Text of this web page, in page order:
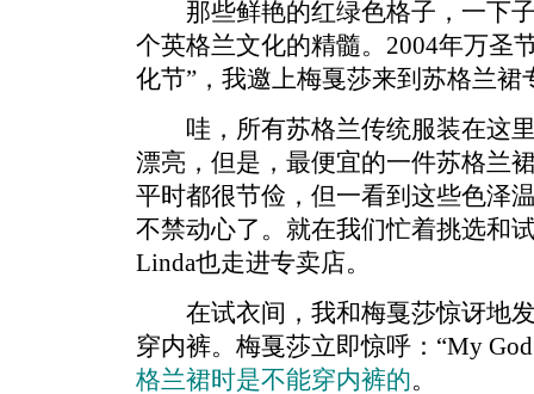
那些鲜艳的红绿色格子，一下子
个英格兰文化的精髓。2004年万圣
化节”，我邀上梅戛莎来到苏格兰裙
哇，所有苏格兰传统服装在这里
漂亮，但是，最便宜的一件苏格兰
平时都很节俭，但一看到这些色泽
不禁动心了。就在我们忙着挑选和
Linda也走进专卖店。
在试衣间，我和梅戛莎惊讶地发
穿内裤。梅戛莎立即惊呼：“My
格兰裙时是不能穿内裤的。